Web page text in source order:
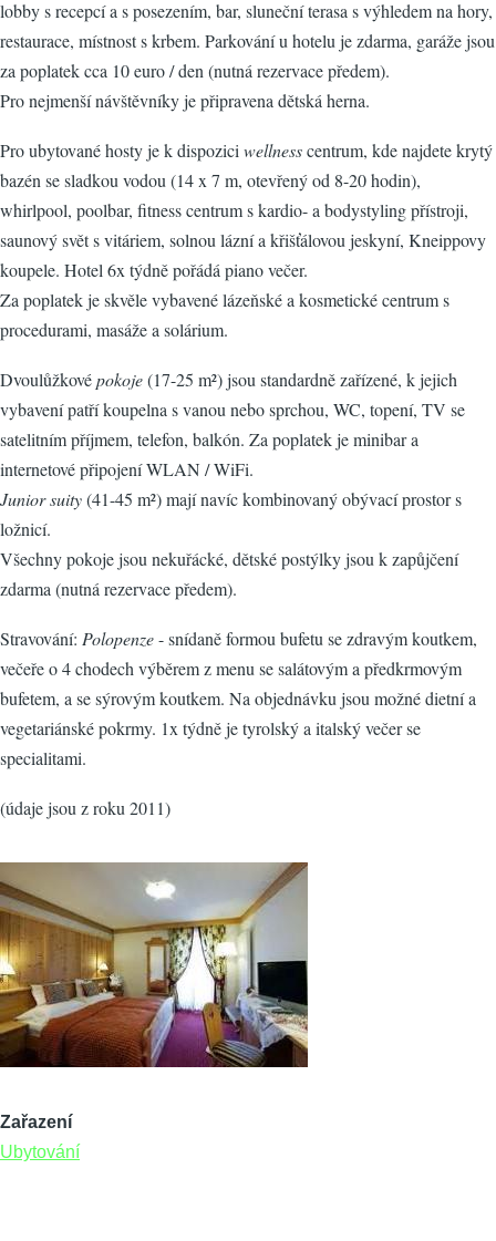
lobby s recepcí a s posezením, bar, sluneční terasa s výhledem na hory,
restaurace, místnost s krbem. Parkování u hotelu je zdarma, garáže jsou
za poplatek cca 10 euro / den (nutná rezervace předem).
Pro nejmenší návštěvníky je připravena dětská herna.
Pro ubytované hosty je k dispozici wellnesscentrum, kde najdete krytý
bazén se sladkou vodou (14 x 7 m, otevřený od 8-20 hodin),
whirlpool, poolbar, fitness centrum s kardio- a bodystyling přístroji,
saunový svět s vitáriem, solnou lázní a křišťálovou jeskyní, Kneippovy
koupele. Hotel 6x týdně pořádá piano večer.
Za poplatek je skvěle vybavené lázeňské a kosmetické centrum s
procedurami, masáže a solárium.
Dvoulůžkovépokoje(17-25 m²) jsou standardně zařízené, k jejich
vybavení patří koupelna s vanou nebo sprchou, WC, topení, TV se
satelitním příjmem, telefon, balkón. Za poplatek je minibar a
internetové připojení WLAN / WiFi.
Junior suity(41-45 m²) mají navíc kombinovaný obývací prostor s
ložnicí.
Všechny pokoje jsou nekuřácké, dětské postýlky jsou k zapůjčení
zdarma (nutná rezervace předem).
Stravování: Polopenze- snídaně formou bufetu se zdravým koutkem,
večeře o 4 chodech výběrem z menu se salátovým a předkrmovým
bufetem, a se sýrovým koutkem. Na objednávku jsou možné dietní a
vegetariánské pokrmy. 1x týdně je tyrolský a italský večer se
specialitami.
(údaje jsou z roku 2011)
Zařazení
Ubytování